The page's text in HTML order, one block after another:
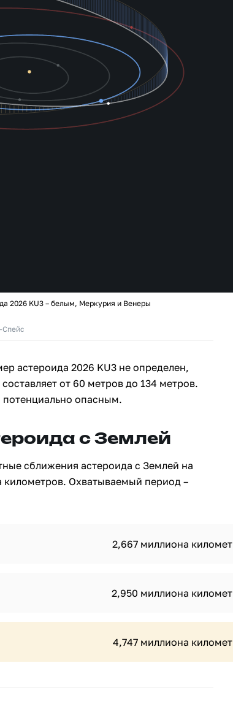
2026 KU3 – белым, Меркурия и Венеры
астероида 2026 KU3 не определен,
от 60 метров до 134 метров.
потенциально опасным.
с Землей
сближения астероида с Землей на
километров. Охватываемый период –
2,667 миллиона
2,950 миллиона
4,747 миллиона